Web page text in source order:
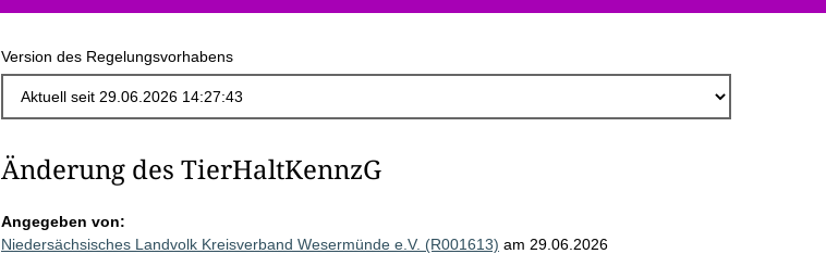
Version des Regelungsvorhabens
Änderung des TierHaltKennzG
Angegeben von:
Niedersächsisches Landvolk Kreisverband Wesermünde e.V. (R001613) am 29.06.2026